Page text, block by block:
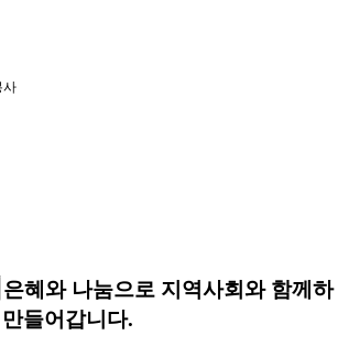
사
은혜와 나눔으로 지역사회와 함께하
들어갑니다.